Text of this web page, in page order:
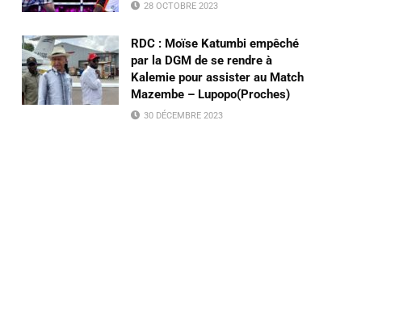
28 OCTOBRE 2023
RDC : Moïse Katumbi empêché
par la DGM de se rendre à
Kalemie pour assister au Match
Mazembe – Lupopo(Proches)
30 DÉCEMBRE 2023